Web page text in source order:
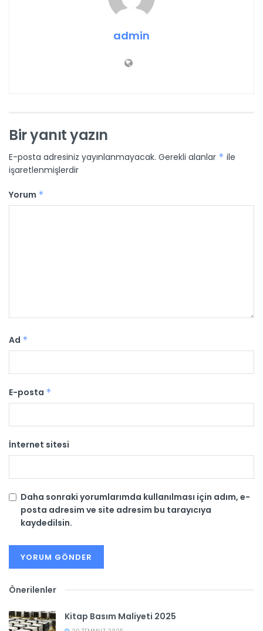
admin
Bir yanıt yazın
E-posta adresiniz yayınlanmayacak. Gerekli alanlar * ile
işaretlenmişlerdir
Yorum *
Ad *
E-posta *
İnternet sitesi
Daha sonraki yorumlarımda kullanılması için adım, e-
posta adresim ve site adresim bu tarayıcıya
kaydedilsin.
Önerilenler
Kitap Basım Maliyeti 2025